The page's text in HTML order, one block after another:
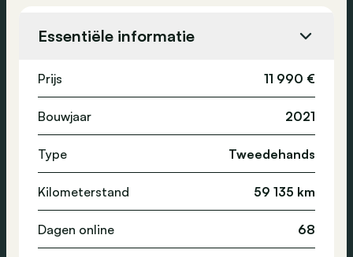
Essentiële informatie
Prijs 11 990 €
Bouwjaar 2021
Type Tweedehands
Kilometerstand 59 135 km
Dagen online 68